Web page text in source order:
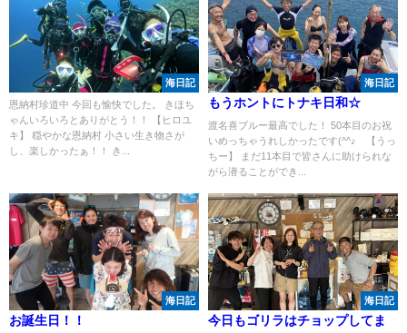
海日記
恩納村珍道中 今回も愉快でした。 きほち
ゃんいろいろとありがとう！！ 【ヒロユ
キ】 穏やかな恩納村 小さい生き物さが
し、楽しかったぁ！！ き...
海日記
もうホントにトナキ日和☆
渡名喜ブルー最高でした！ 50本目のお祝
いめっちゃうれしかったです(^^♪ 【うっ
ちー】 まだ11本目で皆さんに助けられな
がら潜ることができ...
海日記
お誕生日！！
海日記
今日もゴリラはチョップしてま